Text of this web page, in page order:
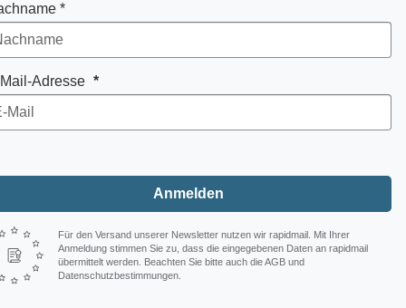
*
Adresse
Anmelden
Für den Versand unserer Newsletter nutzen wir rapidmail. Mit Ihrer
Anmeldung stimmen Sie zu, dass die eingegebenen Daten an rapidmail
übermittelt werden. Beachten Sie bitte auch die AGB und
Datenschutzbestimmungen.